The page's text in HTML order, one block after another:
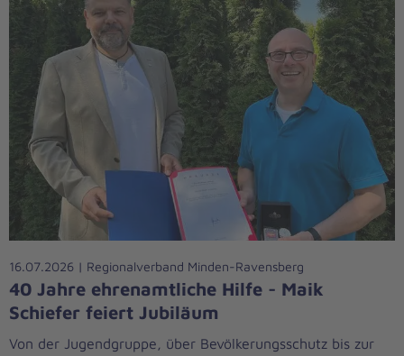
16.07.2026 | Regionalverband Minden-Ravensberg
40 Jahre ehrenamtliche Hilfe - Maik
Schiefer feiert Jubiläum
Von der Jugendgruppe, über Bevölkerungsschutz bis zur